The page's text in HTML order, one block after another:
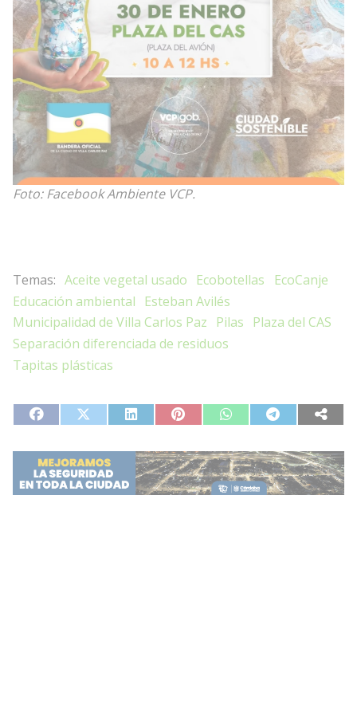
Foto: Facebook Ambiente VCP.
Aceite vegetal usado Ecobotellas
EcoCanje
Educación ambiental Esteban Avilés
Municipalidad de Villa Carlos Paz Pilas Plaza del CAS
Separación diferenciada de residuos
Tapitas plásticas